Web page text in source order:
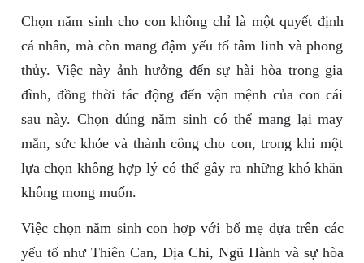
Chọn năm sinh cho con không chỉ là một quyết định
cá nhân, mà còn mang đậm yếu tố tâm linh và phong
thủy. Việc này ảnh hưởng đến sự hài hòa trong gia
đình, đồng thời tác động đến vận mệnh của con cái
sau này. Chọn đúng năm sinh có thể mang lại may
mắn, sức khỏe và thành công cho con, trong khi một
lựa chọn không hợp lý có thể gây ra những khó khăn
không mong muốn.
Việc chọn năm sinh con hợp với bố mẹ dựa trên các
yếu tố như Thiên Can, Địa Chi, Ngũ Hành và sự hòa